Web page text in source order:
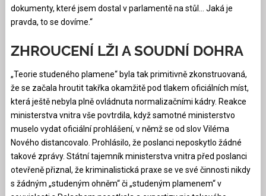
dokumenty, které jsem dostal v parlamentě na stůl… Jaká je
pravda, to se dovíme.“
ZHROUCENÍ LŽI A SOUDNÍ DOHRA
„Teorie studeného plamene“ byla tak primitivně zkonstruovaná,
že se začala hroutit takřka okamžitě pod tlakem oficiálních míst,
která ještě nebyla plně ovládnuta normalizačními kádry. Reakce
ministerstva vnitra vše povtrdila, když samotné ministerstvo
muselo vydat oficiální prohlášení, v němž se od slov Viléma
Nového distancovalo. Prohlásilo, že poslanci neposkytlo žádné
takové zprávy. Státní tajemník ministerstva vnitra před poslanci
otevřeně přiznal, že kriminalistická praxe se ve své činnosti nikdy
s žádným „studeným ohněm“ či „studeným plamenem“ v